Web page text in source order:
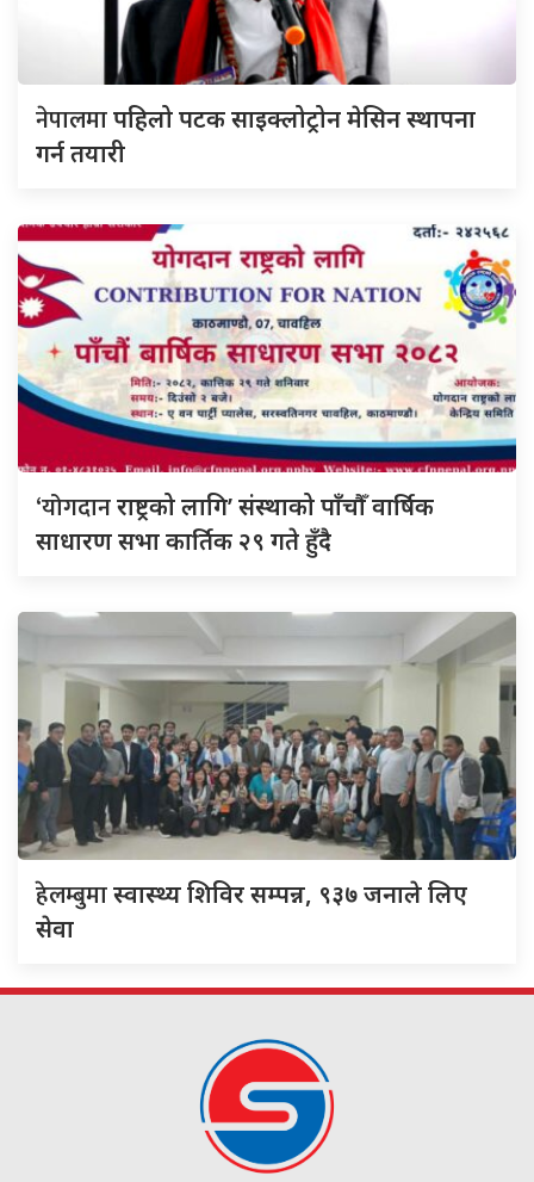
नेपालमापहिलो पटक साइक्लोट्रोन मेसिन स्थापना
गर्न तयारी
‘योगदानराष्ट्रको लागि’ संस्थाको पाँचौँ वार्षिक
साधारण सभा कार्तिक २९ गते हुँदै
हेलम्बुमास्वास्थ्य शिविर सम्पन्न, ९३७ जनाले लिए
सेवा